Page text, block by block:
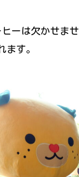
ーは欠かせま
ます。